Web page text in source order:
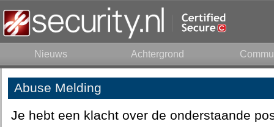
Nieuws Achtergrond
Abuse Melding
Je hebt een klacht over de onderstaande